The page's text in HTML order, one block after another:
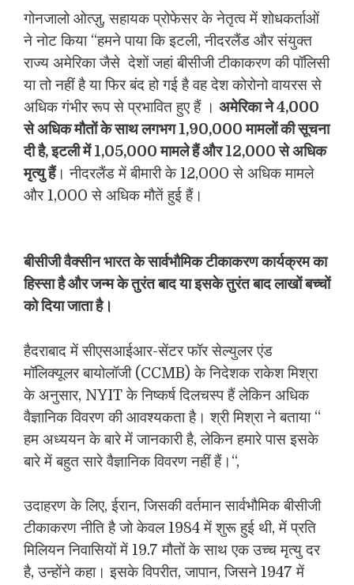
गोनजालो ओत्ज़ु, सहायक प्रोफेसर के नेतृत्व में शोधकर्ताओं
ने नोट किया “हमने पाया कि इटली, नीदरलैंड और संयुक्त
राज्य अमेरिका जैसे देशों जहां बीसीजी टीकाकरण की पॉलिसी
या तो नहीं है या फिर बंद हो गई है वह देश कोरोनो वायरस से
अधिक गंभीर रूप से प्रभावित हुए हैं । अमेरिका ने 4,000
से अधिक मौतों के साथ लगभग 1,90,000 मामलों की सूचना
दी है, इटली में 1,05,000 मामले हैं और 12,000 से अधिक
मृत्यु हैं। नीदरलैंड में बीमारी के 12,000 से अधिक मामले
और 1,000 से अधिक मौतें हुई हैं।
बीसीजी वैक्सीन भारत के सार्वभौमिक टीकाकरण कार्यक्रम का
हिस्सा है और जन्म के तुरंत बाद या इसके तुरंत बाद लाखों बच्चों
को दिया जाता है।
हैदराबाद में सीएसआईआर-सेंटर फॉर सेल्युलर एंड
मॉलिक्यूलर बायोलॉजी (CCMB) के निदेशक राकेश मिश्रा
के अनुसार, NYIT के निष्कर्ष दिलचस्प हैं लेकिन अधिक
वैज्ञानिक विवरण की आवश्यकता है। श्री मिश्रा ने बताया “
हम अध्ययन के बारे में जानकारी है, लेकिन हमारे पास इसके
बारे में बहुत सारे वैज्ञानिक विवरण नहीं हैं।“,
उदाहरण के लिए, ईरान, जिसकी वर्तमान सार्वभौमिक बीसीजी
टीकाकरण नीति है जो केवल 1984 में शुरू हुई थी, में प्रति
मिलियन निवासियों में 19.7 मौतों के साथ एक उच्च मृत्यु दर
है, उन्होंने कहा। इसके विपरीत, जापान, जिसने 1947 में